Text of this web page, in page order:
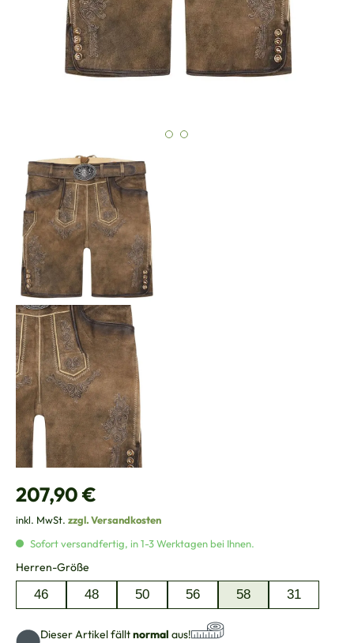
Regulärer Preis:
207,90 €
inkl. MwSt. zzgl. Versandkosten
Sofort versandfertig, in 1-3 Werktagen bei Ihnen.
Herren-Größe
46 48 50 56 58 31
Dieser Artikel fälltnormal aus!